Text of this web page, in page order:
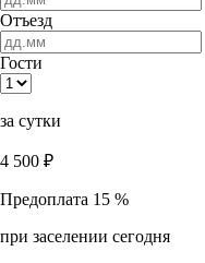
Отъезд
Гости
за сутки
4 500 ₽
Предоплата 15 %
при заселении сегодня